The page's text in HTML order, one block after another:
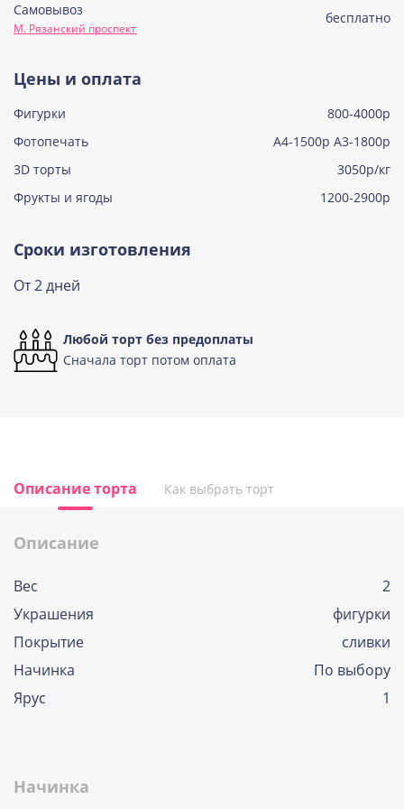
Узнать подробнее о начинке
Самовывоз
М. Рязанский проспект
бесплатно
Цены и оплата
Фигурки
800-4000р
Фотопечать
А4-1500р А3-1800р
3D торты
3050р/кг
Фрукты и ягоды
1200-2900р
Сроки изготовления
От 2 дней
Любой торт без предоплаты
Сначала торт потом оплата
Описание торта Как выбрать торт
Описание
Вес
2
Украшения
фигурки
Покрытие
сливки
Начинка
По выбору
Ярус
1
Начинка